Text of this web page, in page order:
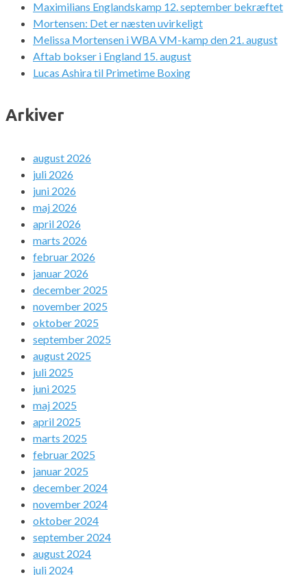
Maximilians Englandskamp 12. september bekræftet
Mortensen: Det er næsten uvirkeligt
Melissa Mortensen i WBA VM-kamp den 21. august
Aftab bokser i England 15. august
Lucas Ashira til Primetime Boxing
Arkiver
august 2026
juli 2026
juni 2026
maj 2026
april 2026
marts 2026
februar 2026
januar 2026
december 2025
november 2025
oktober 2025
september 2025
august 2025
juli 2025
juni 2025
maj 2025
april 2025
marts 2025
februar 2025
januar 2025
december 2024
november 2024
oktober 2024
september 2024
august 2024
juli 2024